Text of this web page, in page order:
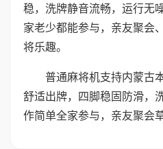
稳，洗牌静音流畅，运行无
家老少都能参与，亲友聚会
将乐趣。
普通麻将机支持内蒙古
舒适出牌，四脚稳固防滑，
作简单全家参与，亲友聚会